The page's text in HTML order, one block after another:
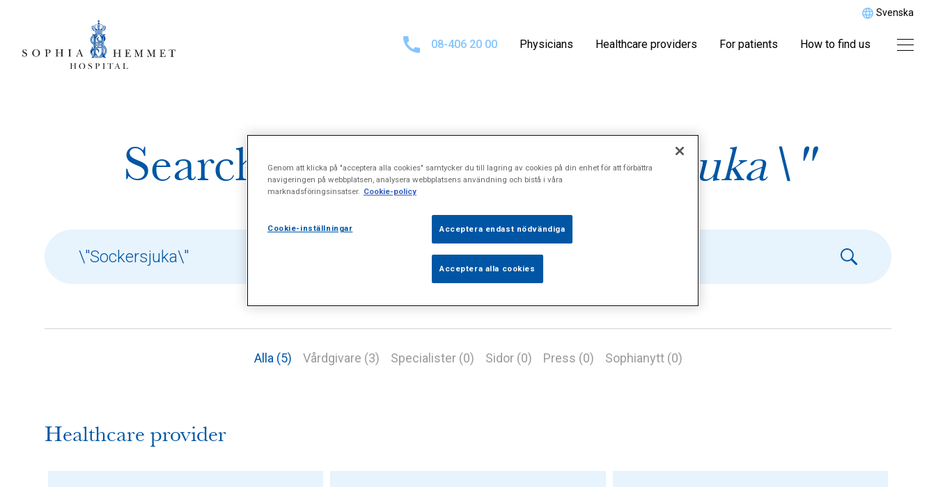
Svenska
08-406 20 00 Physicians Healthcare providers For patients How to find us
Search results for\"Sockersjuka\"
Alla (5) Vårdgivare (3) Specialister (0) Sidor (0) Press (0) Sophianytt (0)
Healthcare provider
Genom att klicka på "acceptera alla cookies" samtycker du till lagring av cookies på din enhet för att förbättra
navigeringen på webbplatsen, analysera webbplatsens användning och bistå i våra
marknadsföringsinsatser. Cookie-policy
Cookie-inställningar Acceptera endast nödvändiga
Acceptera alla cookies